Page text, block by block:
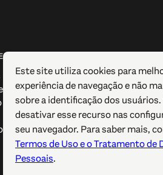
Turística
Facebook
Instagram
X / Twitter
Pinterest
YouTube
Este site utiliza cookies para
experiência de navegação e não
sobre a identificação dos usuários.
desativar esse recurso nas
seu navegador. Para saber mais,
Termos de Uso e o Tratamento de
Pessoais.